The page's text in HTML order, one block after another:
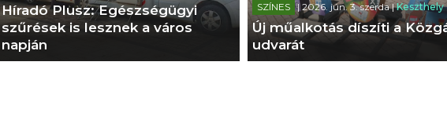
Híradó Plusz: Egészségügyi
szűrések is lesznek a város
napján
SZÍNES | 2026. jún. 3. szerda |Keszthely
Új műalkotás díszíti a
udvarát